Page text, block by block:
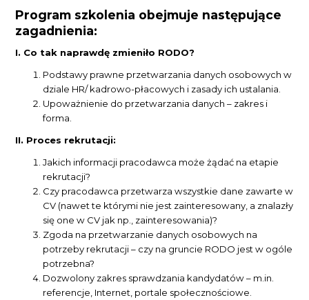
Program szkolenia obejmuje następujące
zagadnienia:
I. Co tak naprawdę zmieniło RODO?
Podstawy prawne przetwarzania danych osobowych w
dziale HR/ kadrowo-płacowych i zasady ich ustalania.
Upoważnienie do przetwarzania danych – zakres i
forma.
II. Proces rekrutacji:
Jakich informacji pracodawca może żądać na etapie
rekrutacji?
Czy pracodawca przetwarza wszystkie dane zawarte w
CV (nawet te którymi nie jest zainteresowany, a znalazły
się one w CV jak np., zainteresowania)?
Zgoda na przetwarzanie danych osobowych na
potrzeby rekrutacji – czy na gruncie RODO jest w ogóle
potrzebna?
Dozwolony zakres sprawdzania kandydatów – m.in.
referencje, Internet, portale społecznościowe.